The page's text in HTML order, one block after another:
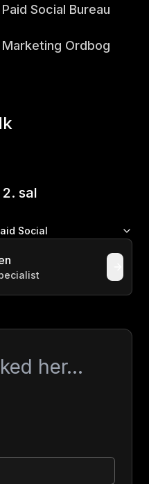
Paid Social Bureau
Marketing Ordbog
sal
Social